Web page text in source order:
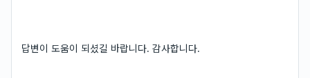
답변이 도움이 되셨길 바랍니다. 감사합니다.